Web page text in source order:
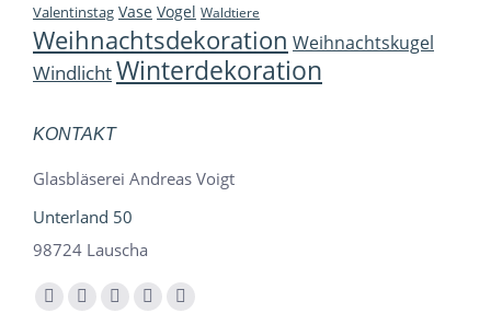
Valentinstag Vase Vogel Waldtiere
Weihnachtsdekoration Weihnachtskugel
WindlichtWinterdekoration
KONTAKT
Glasbläserei Andreas Voigt
Unterland 50
98724 Lauscha
Finden Sie uns auf:
Facebook
YouTubeInstagram
E-
Whatsapp